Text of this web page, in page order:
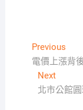
文
章
導
Previous
電價上漲背
NextNext
post:
北市公館